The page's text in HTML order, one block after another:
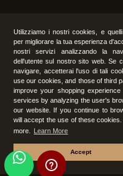
Utilizziamo i nostri cookies, e
per migliorare la tua esperienza
nostri servizi analizzando la
dell'utente sul nostro sito web. Se
navigare, accetterai l'uso di tali
use our cookies, and those of third
improve your shopping
services by analyzing the user's
our website. If you continue to
will accept the use of these cookies.
more.
Learn More
Accept
Via Crocetta 16, Loc. Ulignano
Tutti i diritti sono riservati |
TENUTA TORCIANO
P.IVA: IT00375840527-C.F.:
Sede: SAN GIMIGNANO (SI) - VIA